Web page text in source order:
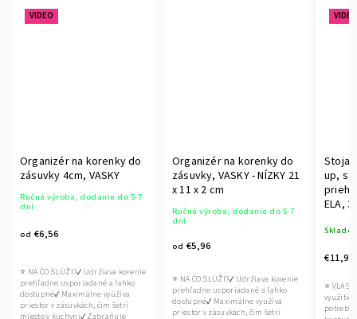
VIDEO
Organizér na korenky do
zásuvky 4cm, VASKY
Ručná výroba, dodanie do 5-7
dní
od €6,56
⭐ NA ČO SLÚŽI?✔ Udržiava korenie
prehľadne usporiadané a ľahko
dostupné✔ Maximálne využíva
priestor v zásuvkách, čím šetrí
Organizér na korenky do
zásuvky, VASKY - NÍZKY 21
x 11 x 2 cm
Ručná výroba, dodanie do 5-7
dní
od €5,96
⭐ NA ČO SLÚŽI?✔ Udržiava korenie
prehľadne usporiadané a ľahko
dostupné✔ Maximálne využíva
priestor v zásuvkách, čím šetrí
VIDEO
up,
ELA,
€11,96
⭐
využitie: